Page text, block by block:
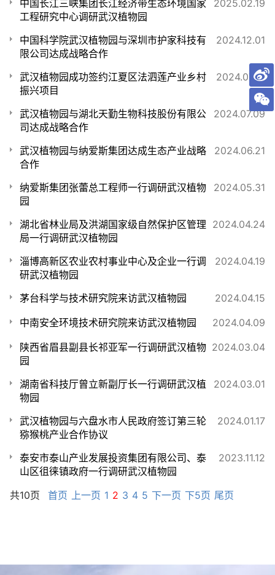
2025.02.19
中国长江三峡集团长江经济带生态环境国家
工程研究中心调研武汉植物园
2024.12.01
中国科学院武汉植物园与深圳市护家科技有
限公司达成战略合作
2024.07.19
武汉植物园成功签约江夏区法泗莲产业乡村
振兴项目
2024.07.09
武汉植物园与湖北天勤生物科技股份有限公
司达成战略合作
2024.06.21
武汉植物园与纳爱斯集团达成生态产业战略
合作
2024.05.31
纳爱斯集团张蕾总工程师一行调研武汉植物
园
2024.04.24
湖北省林业局及洪湖国家级自然保护区管理
局一行调研武汉植物园
2024.04.19
淄博高新区农业农村事业中心及企业一行调
研武汉植物园
2024.04.15
茅台科学与技术研究院来访武汉植物园
2024.04.09
中南安全环境技术研究院来访武汉植物园
2024.03.04
陕西省眉县副县长祁亚军一行调研武汉植物
园
2024.03.01
湖南省科技厅曾立新副厅长一行调研武汉植
物园
2024.01.17
武汉植物园与六盘水市人民政府签订第三轮
猕猴桃产业合作协议
2023.11.12
泰安市泰山产业发展投资集团有限公司、泰
山区徂徕镇政府一行调研武汉植物园
共10页
首页 上一页 1 2 3 4 5 下一页 下5页 尾页